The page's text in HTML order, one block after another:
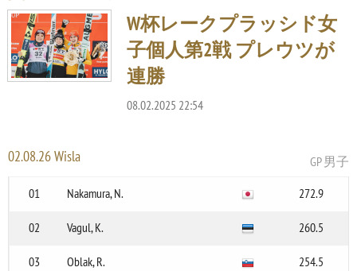
W杯レークプラッシド女
子個人第2戦 プレウツが
連勝
08.02.2025 22:54
02.08.26 Wisla
GP 男子
01
Nakamura, N. 272.9
02 Vagul, K. 260.5
03 Oblak, R. 254.5